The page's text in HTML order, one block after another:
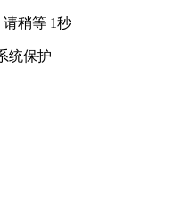
稍等 1秒
统保护